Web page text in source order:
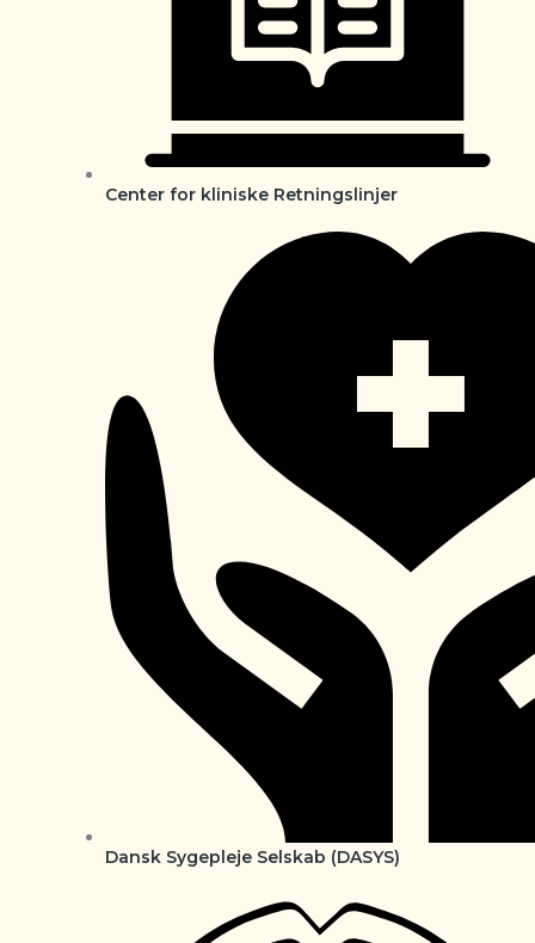
Center for kliniske Retningslinjer
Dansk Sygepleje Selskab (DASYS)